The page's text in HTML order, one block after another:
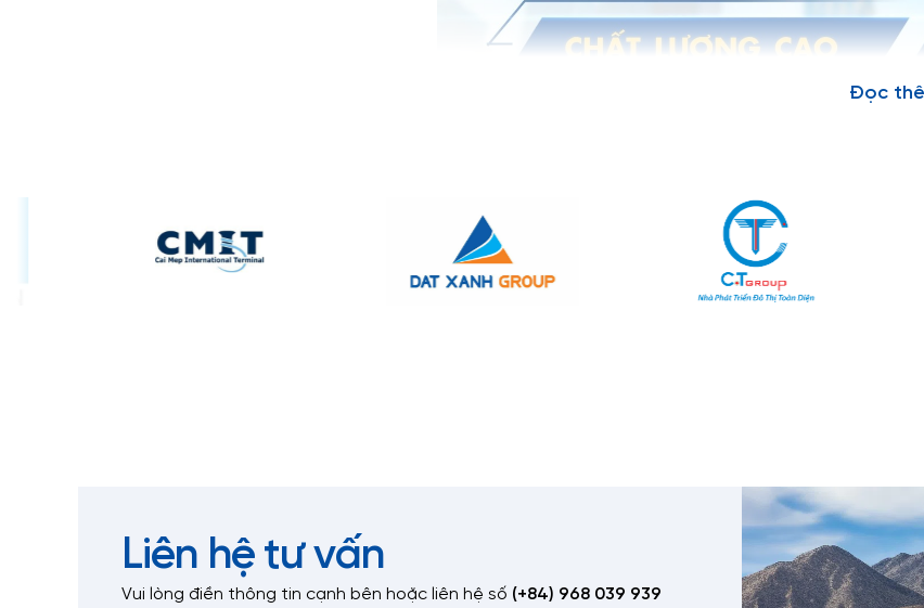
Đọc
Liên hệ tư vấn
Vui lòng điền thông tin cạnh bên hoặc liên hệ số (+84) 968 039 939